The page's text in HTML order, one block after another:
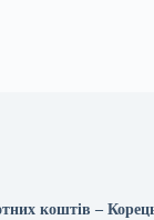
коштів –